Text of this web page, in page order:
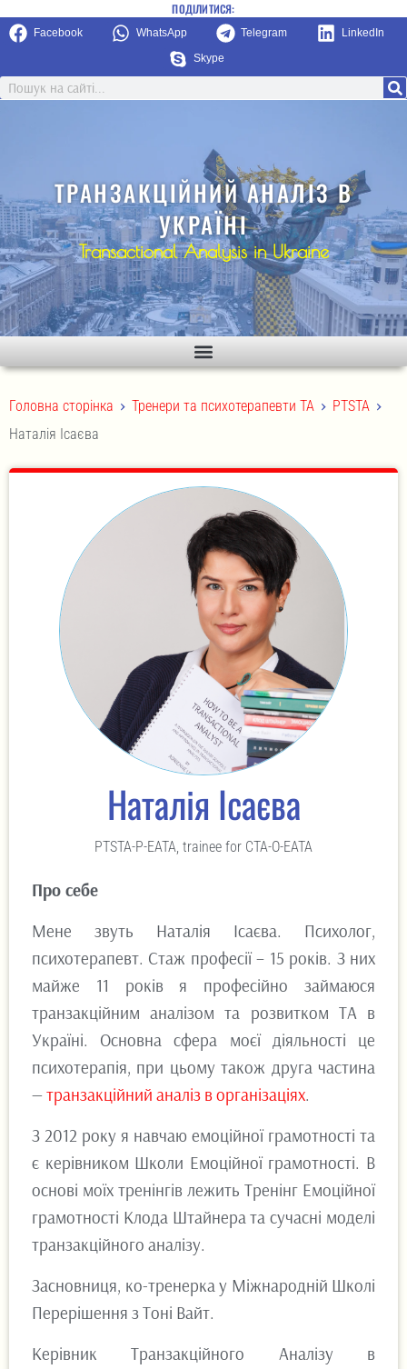
ПОДІЛИТИСЯ:
Facebook WhatsApp Telegram LinkedIn
Skype
ТРАНЗАКЦІЙНИЙ АНАЛІЗ В
УКРАЇНІ
Transactional Analysis in Ukraine
Головна сторінка > Тренери та психотерапевти ТА > PTSTA >
Наталія Ісаєва
Наталія Ісаєва
PTSTA-P-EATA, trainee for CTA-O-EATA
Про себе
Мене звуть Наталія Ісаєва. Психолог,
психотерапевт. Стаж професії – 15 років. З них
майже 11 років я професійно займаюся
транзакційним аналізом та розвитком ТА в
Україні. Основна сфера моєї діяльності це
психотерапія, при цьому також друга частина
—транзакційний аналіз в організаціях.
З 2012 року я навчаю емоційної грамотності та
є керівником Школи Емоційної грамотності. В
основі моїх тренінгів лежить Тренінг Емоційної
грамотності Клода Штайнера та сучасні моделі
транзакційного аналізу.
Засновниця, ко-тренерка у Міжнародній Школі
Перерішення з Тоні Вайт.
Керівник Транзакційного Аналізу в